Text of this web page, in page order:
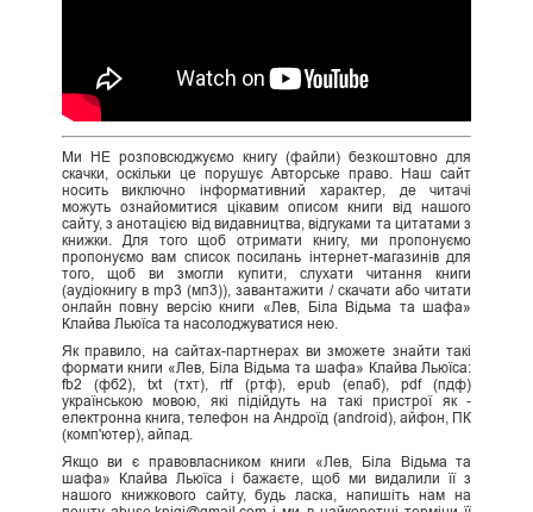
Ми НЕ розповсюджуємо книгу (файли) безкоштовно для
скачки, оскільки це порушує Авторське право. Наш сайт
носить виключно інформативний характер, де читачі
можуть ознайомитися цікавим описом книги від нашого
сайту, з анотацією від видавництва, відгуками та цитатами з
книжки. Для того щоб отримати книгу, ми пропонуємо
пропонуємо вам список посилань інтернет-магазинів для
того, щоб ви змогли купити, слухати читання книги
(аудіокнигу в mp3 (мп3)), завантажити / скачати або читати
онлайн повну версію книги «Лев, Біла Відьма та шафа»
Клайва Льюїса та насолоджуватися нею.
Як правило, на сайтах-партнерах ви зможете знайти такі
формати книги «Лев, Біла Відьма та шафа» Клайва Льюїса:
fb2 (фб2), txt (тхт), rtf (ртф), epub (епаб), pdf (пдф)
українською мовою, які підійдуть на такі пристрої як -
електронна книга, телефон на Андроїд (android), айфон, ПК
(комп'ютер), айпад.
Якщо ви є правовласником книги «Лев, Біла Відьма та
шафа» Клайва Льюїса і бажаєте, щоб ми видалили її з
нашого книжкового сайту, будь ласка, напишіть нам на